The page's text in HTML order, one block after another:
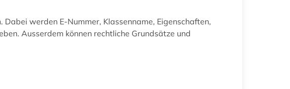
werden E-Nummer, Klassenname, Eigenschaften,
Ausserdem können rechtliche Grundsätze und